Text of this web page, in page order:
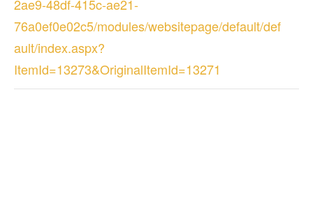
2ae9-48df-415c-ae21-
76a0ef0e02c5/modules/websitepage/default/def
ault/index.aspx?
ItemId=13273&OriginalItemId=13271